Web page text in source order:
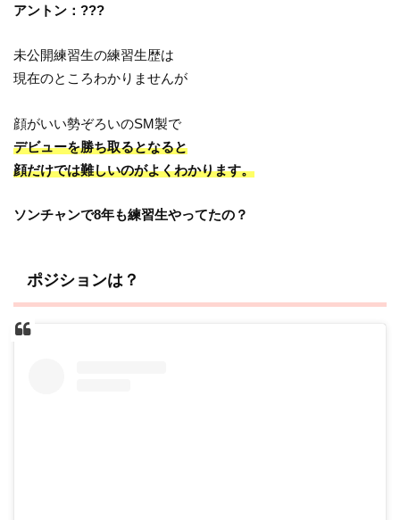
アントン：???
未公開練習生の練習生歴は
現在のところわかりませんが
顔がいい勢ぞろいのSM製で
デビューを勝ち取るとなると
顔だけでは難しいのがよくわかります。
ソンチャンで8年も練習生やってたの？
ポジションは？